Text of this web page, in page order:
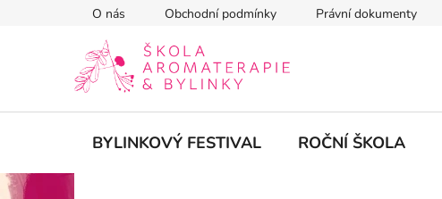
O nás Obchodní podmínky Právní dokumenty
BYLINKOVÝ FESTIVAL ROČNÍ ŠKOLA